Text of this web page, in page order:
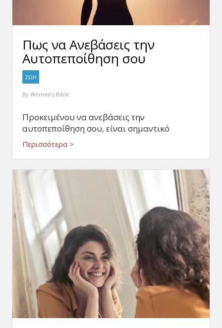
Πως να Ανεβάσεις την
Αυτοπεποίθηση σου
ΖΩΗ
By Women's Bible
Προκειμένου να ανεβάσεις την
αυτοπεποίθηση σου, είναι σημαντικό
Περισσότερα >